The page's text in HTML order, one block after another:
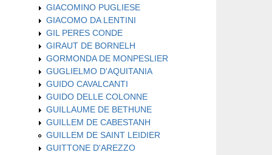
GIACOMINO PUGLIESE
GIACOMO DA LENTINI
GIL PERES CONDE
GIRAUT DE BORNELH
GORMONDA DE MONPESLIER
GUGLIELMO D'AQUITANIA
GUIDO CAVALCANTI
GUIDO DELLE COLONNE
GUILLAUME DE BETHUNE
GUILLEM DE CABESTANH
GUILLEM DE SAINT LEIDIER
GUITTONE D'AREZZO